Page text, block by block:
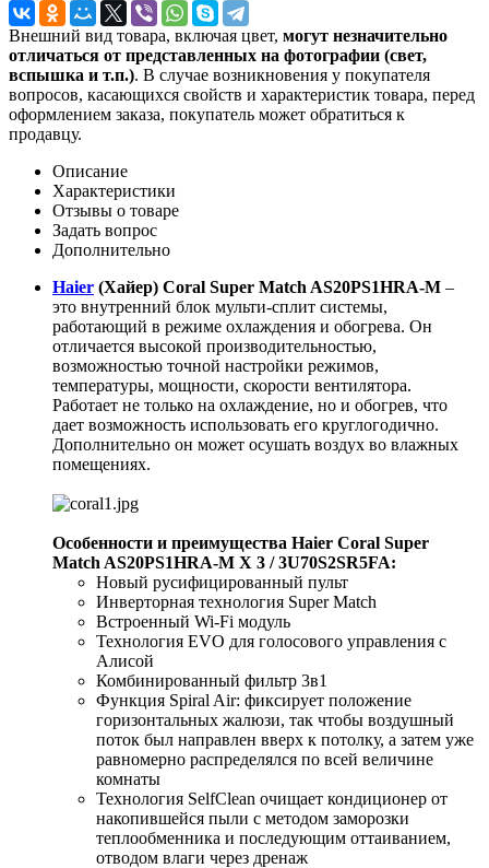
Внешний вид товара, включая цвет, могут незначительно
отличаться от представленных на фотографии (свет,
вспышка и т.п.). В случае возникновения у покупателя
вопросов, касающихся свойств и характеристик товара, перед
оформлением заказа, покупатель может обратиться к
продавцу.
Описание
Характеристики
Отзывы о товаре
Задать вопрос
Дополнительно
Haier (Хайер) Coral Super Match AS20PS1HRA-M –
это внутренний блок мульти-сплит системы,
работающий в режиме охлаждения и обогрева. Он
отличается высокой производительностью,
возможностью точной настройки режимов,
температуры, мощности, скорости вентилятора.
Работает не только на охлаждение, но и обогрев, что
дает возможность использовать его круглогодично.
Дополнительно он может осушать воздух во влажных
помещениях.
Особенности и преимущества Haier Coral Super
Match AS20PS1HRA-M X 3 / 3U70S2SR5FA:
Новый русифицированный пульт
Инверторная технология Super Match
Встроенный Wi-Fi модуль
Технология EVO для голосового управления с
Алисой
Комбинированный фильтр 3в1
Функция Spiral Air: фиксирует положение
горизонтальных жалюзи, так чтобы воздушный
поток был направлен вверх к потолку, а затем уже
равномерно распределялся по всей величине
комнаты
Технология SelfClean очищает кондиционер от
накопившейся пыли с методом заморозки
теплообменника и последующим оттаиванием,
отводом влаги через дренаж